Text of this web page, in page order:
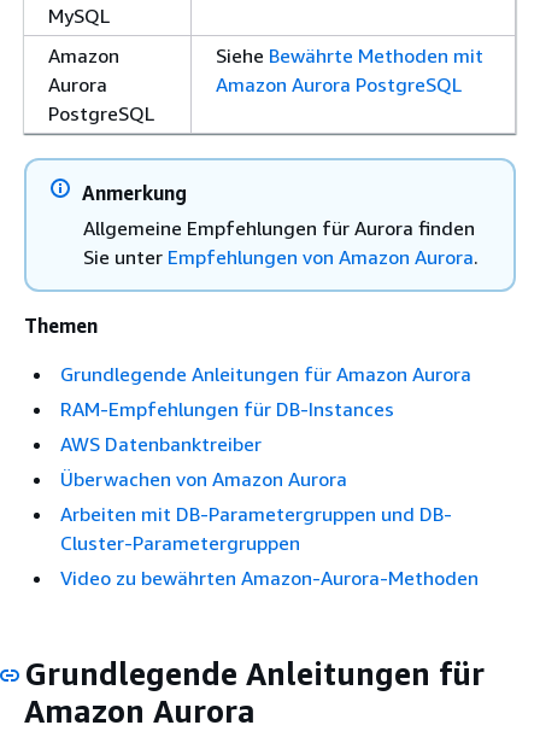
MySQL
Amazon
Aurora
PostgreSQL
Siehe Bewährte Methoden mit
Amazon Aurora PostgreSQL
Anmerkung
Allgemeine Empfehlungen für Aurora finden
Sie unter Empfehlungen von Amazon Aurora.
Themen
Grundlegende Anleitungen für Amazon Aurora
RAM-Empfehlungen für DB-Instances
AWS Datenbanktreiber
Überwachen von Amazon Aurora
Arbeiten mit DB-Parametergruppen und DB-
Cluster-Parametergruppen
Video zu bewährten Amazon-Aurora-Methoden
Grundlegende Anleitungen für
Amazon Aurora